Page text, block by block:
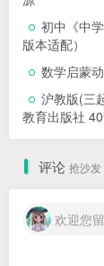
初中《中
版本适配）
数学启蒙
沪教版(三
教育出版社
评论 抢沙发
欢迎您